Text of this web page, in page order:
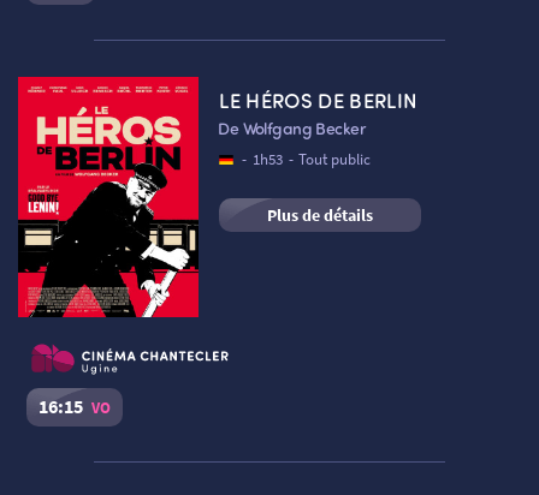
Séance du06/08/2026à 14:00 VF
Cinéma Le Dôme Gambetta – Albertville :Salle n°1
Réserver une place
LE HÉROS DE BERLIN
De Wolfgang Becker
- 1h53 - Tout public
Plus de détails
16:15 VO